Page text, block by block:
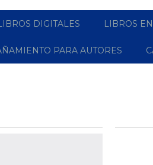
DIGITALES LIBROS
PARA AUTORES